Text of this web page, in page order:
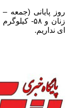
زنان و ۵۸-
ای نداریم.